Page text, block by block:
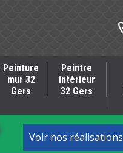
Peinture
mur 32
Gers
Peintre
intérieur
32 Gers
Voir nos réalisations